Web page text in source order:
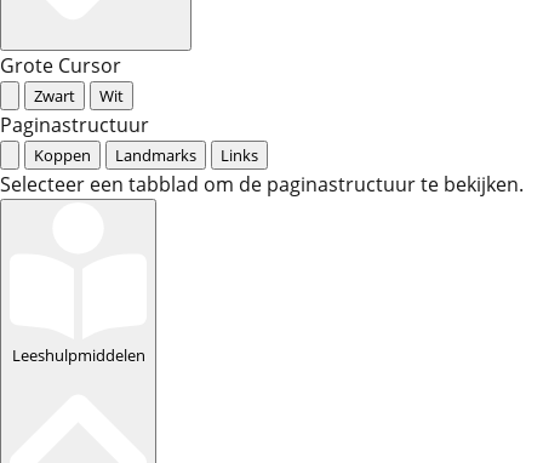
Grote Cursor
Zwart Wit
Paginastructuur
Koppen Landmarks Links
Selecteer een tabblad om de paginastructuur te bekijken.
Leeshulpmiddelen